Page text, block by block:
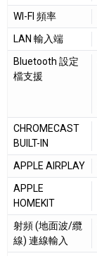
WI-FI 頻率
LAN 輸入端
Bluetooth 設定
檔支援
CHROMECAST
BUILT-IN
APPLE AIRPLAY
APPLE
HOMEKIT
射頻 (地面波/纜
線) 連線輸入